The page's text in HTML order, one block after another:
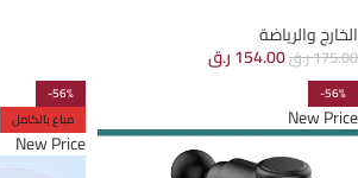
الخارج والرياضة
175.00ر.ق154.00ر.ق
-56%
New Price
-56%
مباع بالكامل
New Price